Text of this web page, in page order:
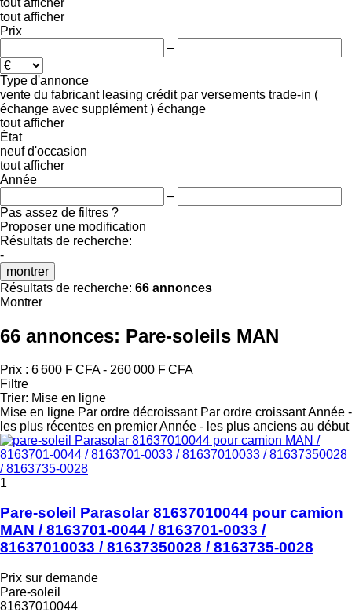
tout afficher
Prix
–
Type d'annonce
vente du fabricant leasing crédit par versements trade-in (
échange avec supplément ) échange
tout afficher
État
neuf d'occasion
tout afficher
Année
–
Pas assez de filtres ?
Proposer une modification
Résultats de recherche:
-
montrer
Résultats de recherche: 66 annonces
Montrer
66 annonces: Pare-soleils MAN
Prix : 6 600 F CFA - 260 000 F CFA
Filtre
Trier: Mise en ligne
Mise en ligne Par ordre décroissant Par ordre croissantAnnée -
les plus récentes en premierAnnée - les plus anciens au début
1
Pare-soleil Parasolar 81637010044 pour camion
MAN / 8163701-0044 / 8163701-0033 /
81637010033 / 81637350028 / 8163735-0028
Prix sur demande
Pare-soleil
81637010044